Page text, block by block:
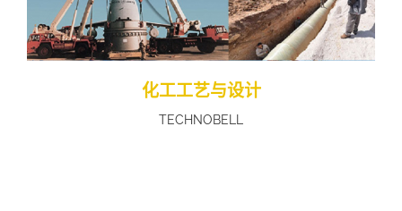
化工工艺与设计
TECHNOBELL